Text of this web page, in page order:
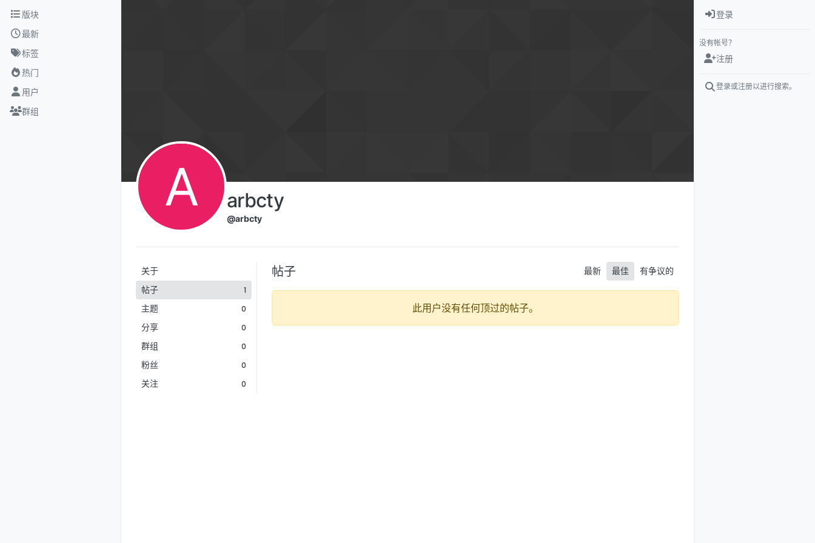
跳转至内容
版块
最新
标签
热门
用户
群组
A arbcty
@arbcty
关于
帖子
1
主题 0
分享 0
群组 0
粉丝 0
关注 0
帖子 最新 最佳 有争议的
此用户没有任何顶过的帖子。
登录
没有帐号？
注册
登录或注册以进行搜索。